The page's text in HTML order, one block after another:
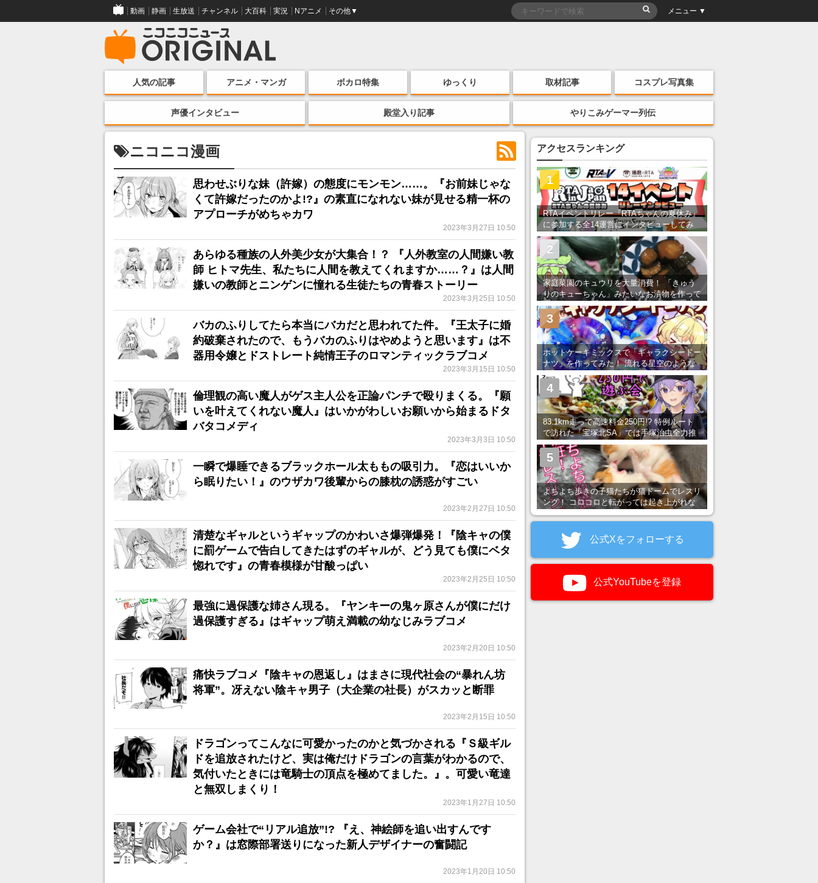
動画 静画 生放送 チャンネル 大百科 実況 Nアニメ その他▼ メニュー ▼
人気の記事 アニメ・マンガ ボカロ特集 ゆっくり 取材記事 コスプレ写真集
声優インタビュー 殿堂入り記事 やりこみゲーマー列伝
ニコニコ漫画
思わせぶりな妹（許嫁）の態度にモンモン……。『お前妹じゃな
くて許嫁だったのかよ!?』の素直になれない妹が見せる精一杯の
アプローチがめちゃカワ
2023年3月27日 10:50
あらゆる種族の人外美少女が大集合！？ 『人外教室の人間嫌い教
師 ヒトマ先生、私たちに人間を教えてくれますか……？』は人間
嫌いの教師とニンゲンに憧れる生徒たちの青春ストーリー
2023年3月25日 10:50
バカのふりしてたら本当にバカだと思われてた件。『王太子に婚
約破棄されたので、もうバカのふりはやめようと思います』は不
器用令嬢とドストレート純情王子のロマンティックラブコメ
2023年3月15日 10:50
倫理観の高い魔人がゲス主人公を正論パンチで殴りまくる。『願
いを叶えてくれない魔人』はいかがわしいお願いから始まるドタ
バタコメディ
2023年3月3日 10:50
一瞬で爆睡できるブラックホール太ももの吸引力。『恋はいいか
ら眠りたい！』のウザカワ後輩からの膝枕の誘惑がすごい
2023年2月27日 10:50
清楚なギャルというギャップのかわいさ爆弾爆発！『陰キャの僕
に罰ゲームで告白してきたはずのギャルが、どう見ても僕にベタ
惚れです』の青春模様が甘酸っぱい
2023年2月25日 10:50
最強に過保護な姉さん現る。『ヤンキーの鬼ヶ原さんが僕にだけ
過保護すぎる』はギャップ萌え満載の幼なじみラブコメ
2023年2月20日 10:50
痛快ラブコメ『陰キャの恩返し』はまさに現代社会の“暴れん坊
将軍”。冴えない陰キャ男子（大企業の社長）がスカッと断罪
2023年2月15日 10:50
ドラゴンってこんなに可愛かったのかと気づかされる『Ｓ級ギル
ドを追放されたけど、実は俺だけドラゴンの言葉がわかるので、
気付いたときには竜騎士の頂点を極めてました。』。可愛い竜達
と無双しまくり！
2023年1月27日 10:50
ゲーム会社で“リアル追放”!? 『え、神絵師を追い出すんです
か？』は窓際部署送りになった新人デザイナーの奮闘記
2023年1月20日 10:50
アクセスランキング
RTAイベントリレー『RTAちゃんの夏休み』
に参加する全14運営にインタビューしてみ
た！ 「RTA in Japan」のチャンネルの貸し
出しを利用し8/9から1週間にわたって開催
1
家庭菜園のキュウリを大量消費！ 「きゅう
りのキューちゃん」みたいなお漬物を作って
みた
2
ホットケーキミックスで「ギャラクシードー
ナツ」を作ってみた！ 流れる星空のような
レンチン・レシピを紹介
3
83.1km走って高速料金250円!? 特例ルート
で訪れた「宝塚北SA」では手塚治虫全力推
し＆関西グルメが楽しめる！
4
よちよち歩きの子猫たちが猫ドームでレスリ
ング！ コロコロと転がっては起き上がれな
い姿が可愛すぎる
5
公式Xをフォローする
公式YouTubeを登録